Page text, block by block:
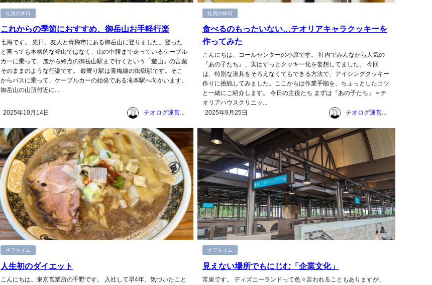
社員の休日
これからの季節におすすめ、御岳山お手軽行楽
七海です。 先日、友人と青梅市にある御岳山に登りました。登った
と言っても本格的な登山ではなく、山の中腹まで走っているケーブル
カーに乗って、麓から終点の御岳山駅まで行くという「遊山」の言葉
そのままのような行楽です。 最寄り駅は青梅線の御嶽駅です。そこ
からバスに乗って、ケーブルカーの始発である滝本駅へ向かいます。
御岳山の山頂付近に...
2025年10月14日 テオログ運営チーム
社員の休日
食べるのもったいない…テオリアキャラクッキーを
作ってみた
こんにちは、コールセンターの小原です。 社内でみんなから人気の
『あの子たち』、実はずっとクッキー化を妄想してました。 今回
は、特別な道具をそろえなくてもできる方法で、アイシングクッキー
作りに挑戦してみました。ここからは作業手順を、ちょっとしたコツ
と一緒にご紹介します。 今日の主役たち まずは『あの子たち』＝テ
オリアハウスクリニッ...
2025年9月25日
テオログ運営チーム
オフタイム
人生初のダイエット
こんにちは。東京営業所の千野です。 入社して早4年、気づいたこと
オフタイム
見えない場所でもにじむ「企業文化」
常泉です。 ディズニーランドって色々言われることもありますが、